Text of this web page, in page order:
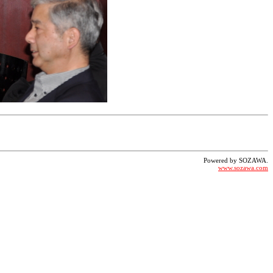
Powered by SOZAWA.
www.sozawa.com